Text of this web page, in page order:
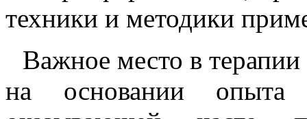
техники и методики
Важное место в терапии
на основании опыта